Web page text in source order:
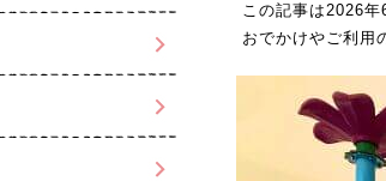
この記事は2026年
おでかけやご利用